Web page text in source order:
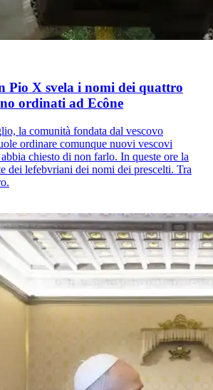
Pio X svela i nomi dei quattro
ordinati ad Ecône
la comunità fondata dal vescovo
ordinare comunque nuovi vescovi
chiesto di non farlo. In queste ore la
dei lefebvriani dei nomi dei prescelti. Tra